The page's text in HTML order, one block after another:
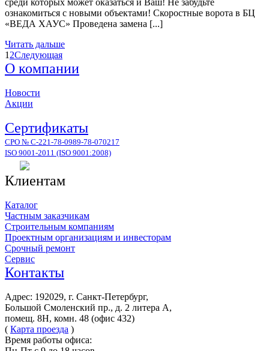
среди которых может оказаться и Ваш! Не забудьте
ознакомиться с новыми объектами! Скоростные ворота в БЦ
«ВЕДА ХАУС» Проведена замена [...]
Читать дальше
12Следующая
О компании
Новости
Акции
Сертификаты
СРО № С-221-78-0989-78-070217
ISO 9001-2011 (ISO 9001:2008)
Клиентам
Каталог
Частным заказчикам
Строительным компаниям
Проектным организациям и инвесторам
Срочный ремонт
Сервис
Контакты
Адрес: 192029, г. Санкт-Петербург,
Большой Смоленский пр., д. 2 литера А,
помещ. 8Н, комн. 48 (офис 432)
( Карта проезда )
Время работы офиса: